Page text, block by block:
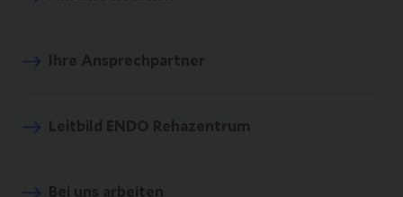
Ihre Ansprechpartner
Leitbild ENDO Rehazentrum
Bei uns arbeiten